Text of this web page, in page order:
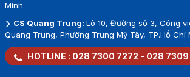
Minh
CS Quang Trung: Lô 10, Đường số 3, Công
Quang Trung, Phường Trung Mỹ Tây, TP.Hồ Chí
HOTLINE : 028 7300 7272 - 028 7309